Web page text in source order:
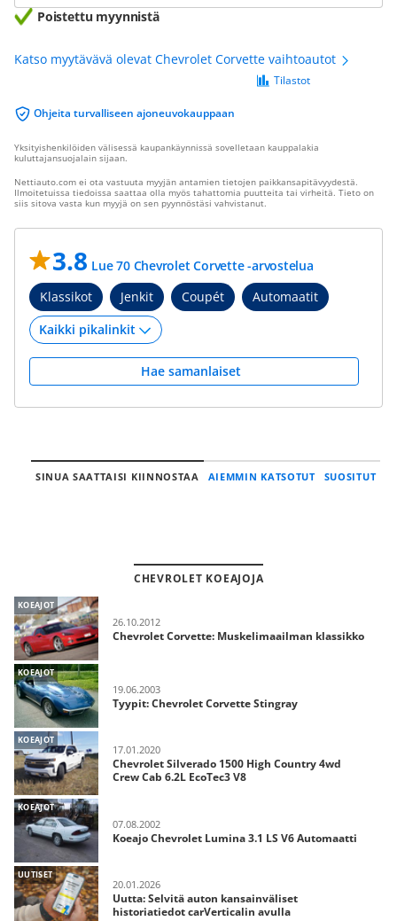
Poistettu myynnistä
Katso myytävävä olevat Chevrolet Corvette vaihtoautot
Ohjeita turvalliseen ajoneuvokauppaan
Tilastot
Yksityishenkilöiden välisessä kaupankäynnissä sovelletaan kauppalakia
kuluttajansuojalain sijaan.
Nettiauto.com ei ota vastuuta myyjän antamien tietojen paikkansapitävyydestä.
Ilmoitetuissa tiedoissa saattaa olla myös tahattomia puutteita tai virheitä. Tieto on
siis sitova vasta kun myyjä on sen pyynnöstäsi vahvistanut.
3.8 Lue 70 Chevrolet Corvette -arvostelua
Klassikot
Jenkit Coupét Automaatit
Hae samanlaiset
SINUA SAATTAISI KIINNOSTAA AIEMMIN KATSOTUT SUOSITUT
CHEVROLET KOEAJOJA
KOEAJOT
26.10.2012
Chevrolet Corvette: Muskelimaailman klassikko
KOEAJOT
19.06.2003
Tyypit: Chevrolet Corvette Stingray
KOEAJOT
17.01.2020
Chevrolet Silverado 1500 High Country 4wd
Crew Cab 6.2L EcoTec3 V8
KOEAJOT
07.08.2002
Koeajo Chevrolet Lumina 3.1 LS V6 Automaatti
UUTISET
20.01.2026
Uutta: Selvitä auton kansainväliset
historiatiedot carVerticalin avulla